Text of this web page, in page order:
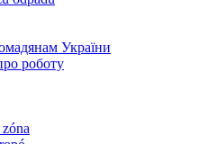
України
роботу